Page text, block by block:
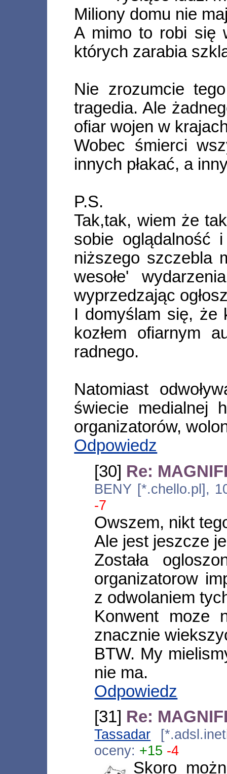
Miliony domu nie
A mimo to robi się
których zarabia
Nie zrozumcie
tragedia. Ale
ofiar wojen w
Wobec śmierci
innych płakać, a
P.S.
Tak,tak, wiem że
sobie oglądalność
niższego szczebla
wesołe'
wyprzedzając
I domyślam się, że
kozłem ofiarnym
radnego.
Natomiast
świecie medialnej
organizatorów,
Odpowiedz
[30] Re:
BENY [*.chello.pl],
-7
Owszem, nikt
Ale jest jeszcze
Została
organizatorow
z odwolaniem
Konwent moze
znacznie
BTW. My
nie ma.
Odpowiedz
[31] Re:
Tassadar
oceny: +15 -4
Skoro